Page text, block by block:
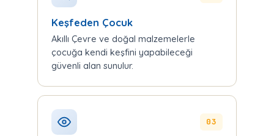
Keşfeden Çocuk
Akıllı Çevre ve doğal malzemelerle
çocuğa kendi keşfini yapabileceği
güvenli alan sunulur.
03